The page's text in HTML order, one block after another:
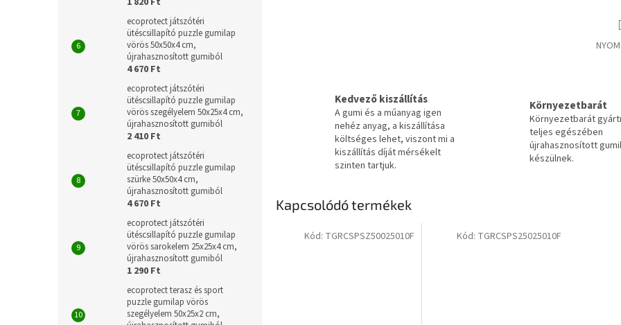
ecoprotect játszótéri
ütéscsillapító puzzle gumilap
vörös 50x50x4 cm,
újrahasznosított gumiból
4 670 Ft
ecoprotect játszótéri
ütéscsillapító puzzle gumilap
vörös szegélyelem 50x25x4 cm,
újrahasznosított gumiból
2 410 Ft
ecoprotect játszótéri
ütéscsillapító puzzle gumilap
szürke 50x50x4 cm,
újrahasznosított gumiból
4 670 Ft
ecoprotect játszótéri
ütéscsillapító puzzle gumilap
vörös sarokelem 25x25x4 cm,
újrahasznosított gumiból
1 290 Ft
ecoprotect terasz és sport
puzzle gumilap vörös
szegélyelem 50x25x2 cm,
Kedvező kiszállítás
A gumi és a műanyag igen
nehéz anyag, a kiszállítása
költséges lehet, viszont mi a
kiszállítás díját mérsékelt
szinten tartjuk.
Környezetbarát
Környezetbarát
teljes egészében
újrahasznosított
készülnek.
Kapcsolódó termékek
Kód: TGRCSPSZ50025010F Kód: TGRCSPS25025010F